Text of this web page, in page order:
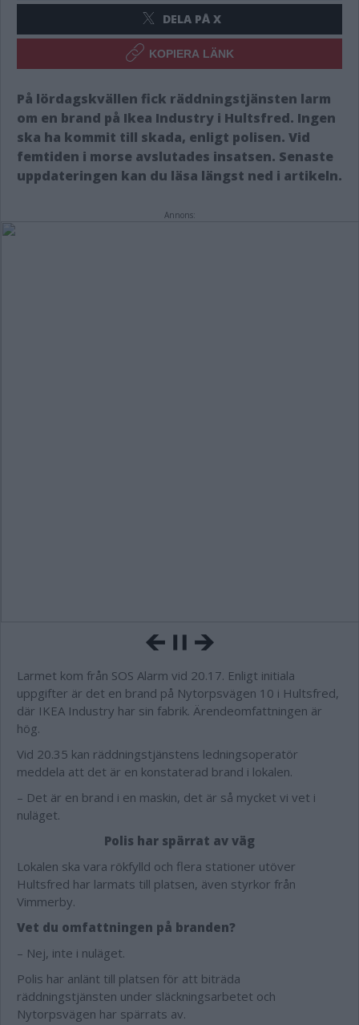
DELA PÅ X
KOPIERA LÄNK
På lördagskvällen fick räddningstjänsten larm
om en brand på Ikea Industry i Hultsfred. Ingen
ska ha kommit till skada, enligt polisen. Vid
femtiden i morse avslutades insatsen. Senaste
uppdateringen kan du läsa längst ned i artikeln.
Annons:
Larmet kom från SOS Alarm vid 20.17. Enligt initiala
uppgifter är det en brand på Nytorpsvägen 10 i Hultsfred,
där IKEA Industry har sin fabrik. Ärendeomfattningen är
hög.
Vid 20.35 kan räddningstjänstens ledningsoperatör
meddela att det är en konstaterad brand i lokalen.
– Det är en brand i en maskin, det är så mycket vi vet i
nuläget.
Polis har spärrat av väg
Lokalen ska vara rökfylld och flera stationer utöver
Hultsfred har larmats till platsen, även styrkor från
Vimmerby.
Vet du omfattningen på branden?
– Nej, inte i nuläget.
Polis har anlänt till platsen för att biträda
räddningstjänsten under släckningsarbetet och
Nytorpsvägen har spärrats av.